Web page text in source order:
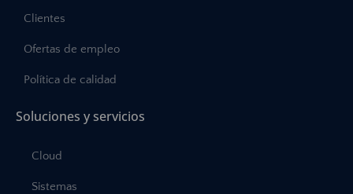
Clientes
Ofertas de empleo
Política de calidad
Soluciones y servicios
Cloud
Sistemas